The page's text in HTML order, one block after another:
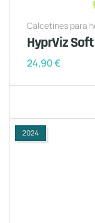
Calcetines para
HyprViz
24,90€
2024